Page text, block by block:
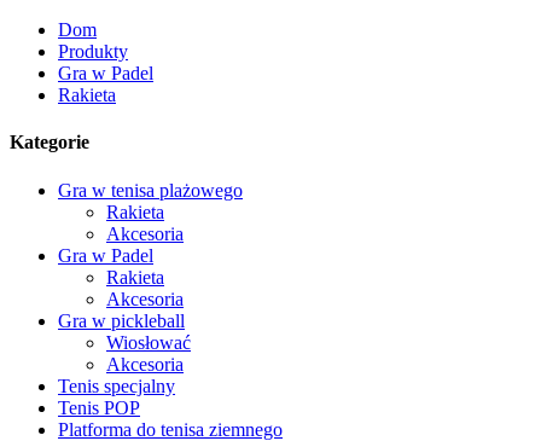
Dom
Produkty
Gra w Padel
Rakieta
Kategorie
Gra w tenisa plażowego
Rakieta
Akcesoria
Gra w Padel
Rakieta
Akcesoria
Gra w pickleball
Wiosłować
Akcesoria
Tenis specjalny
Tenis POP
Platforma do tenisa ziemnego